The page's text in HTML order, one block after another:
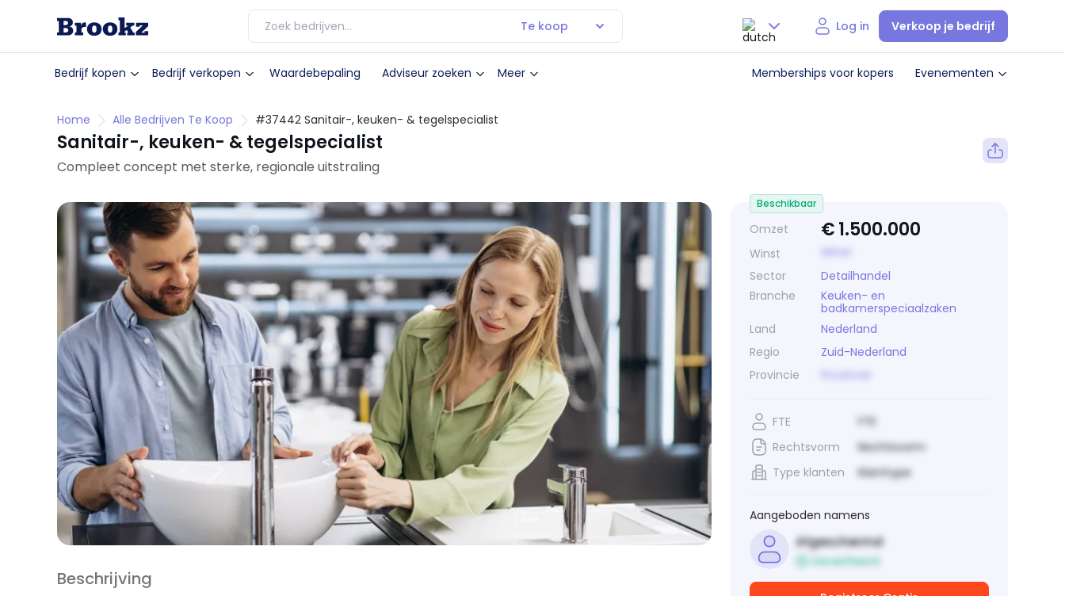
Te koop
Nederlands
Log in Verkoop je bedrijf
Bedrijf kopen Bedrijf verkopen Waardebepaling Adviseur zoeken Meer Memberships voor kopers Evenementen
Home Alle Bedrijven Te Koop #37442 Sanitair-, keuken- & tegelspecialist
Sanitair-, keuken- & tegelspecialist
Compleet concept met sterke, regionale uitstraling
Beschrijving
Omzet €1.500.000
Winst
Sector
Detailhandel
Branche
Keuken- en
badkamerspeciaalzaken
Land
Nederland
Regio
Zuid-Nederland
Provincie
Beschikbaar
FTE
FTE
Rechtsvorm
Rechtsvorm
Type klanten
Klanttype
Aangeboden namens
Afgeschermd
Geverifieerd